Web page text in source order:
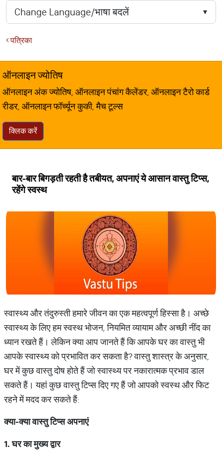
पत्रिका
ऑनलाइन ज्योतिष
ऑनलाइन अंक ज्योतिष, ऑनलाइन पंचांग कैलेंडर, ऑनलाइन टैरो कार्ड
रीडर, ऑनलाइन फॉर्च्यून कुकी, मैच टूल्स
क्लिक करें
बार-बार बिगड़ती रहती है तबीयत, अपनाएं ये आसान वास्तु टिप्स,
रहेंगे स्वस्थ
स्वास्थ्य और तंदुरुस्ती हमारे जीवन का एक महत्वपूर्ण हिस्सा है। अच्छे
स्वास्थ्य के लिए हम स्वस्थ भोजन, नियमित व्यायाम और अच्छी नींद का
ध्यान रखते हैं। लेकिन क्या आप जानते हैं कि आपके घर का वास्तु भी
आपके स्वास्थ्य को प्रभावित कर सकता है? वास्तु शास्त्र के अनुसार,
घर में कुछ वास्तु दोष होते हैं जो स्वास्थ्य पर नकारात्मक प्रभाव डाल
सकते हैं। यहां कुछ वास्तु टिप्स दिए गए हैं जो आपको स्वस्थ और फिट
रहने में मदद कर सकते हैं:
क्या-क्यावास्तुटिप्सअपनाएं
1.घरकामुख्यद्वार